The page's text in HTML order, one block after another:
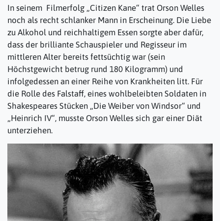
In seinem Filmerfolg „Citizen Kane“ trat Orson Welles
noch als recht schlanker Mann in Erscheinung. Die Liebe
zu Alkohol und reichhaltigem Essen sorgte aber dafür,
dass der brilliante Schauspieler und Regisseur im
mittleren Alter bereits fettsüchtig war (sein
Höchstgewicht betrug rund 180 Kilogramm) und
infolgedessen an einer Reihe von Krankheiten litt. Für
die Rolle des Falstaff, eines wohlbeleibten Soldaten in
Shakespeares Stücken „Die Weiber von Windsor“ und
„Heinrich IV“, musste Orson Welles sich gar einer Diät
unterziehen.